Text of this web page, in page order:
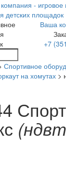
Ваша
+7
Спортивное
на хомутах >